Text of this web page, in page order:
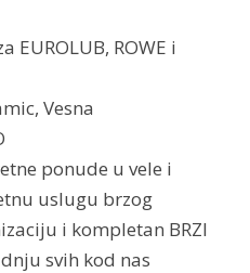
EUROLUB, ROWE i
Vesna
ponude u vele i
uslugu brzog
i kompletan BRZI
svih kod nas